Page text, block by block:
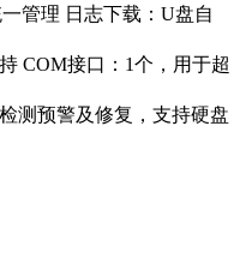
管理 日志下载：U盘自
COM接口：1个，用于超
测预警及修复，支持硬盘